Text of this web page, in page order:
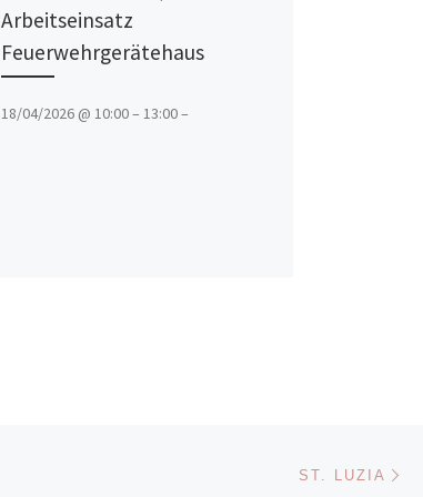
Arbeitseinsatz
Feuerwehrgerätehaus
18/04/2026 @ 10:00 – 13:00 –
ST. LUZIA